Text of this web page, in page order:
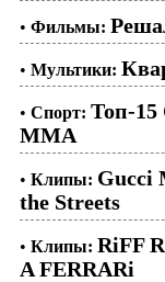
• Фильмы:
• Мультики:
• Спорт: Топ-
ММА
• Клипы: Gucci
the Streets
• Клипы: RiFF
A FERRARi